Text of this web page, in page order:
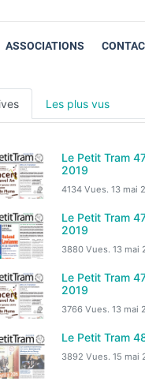
ASSOCIATIONS
Les plus vus
Le Petit Tram
2019
4134 Vues. 13 mai
Le Petit Tram
2019
3880 Vues. 13 mai
Le Petit Tram
2019
3766 Vues. 13 mai
Le Petit Tram
3892 Vues. 15 mai